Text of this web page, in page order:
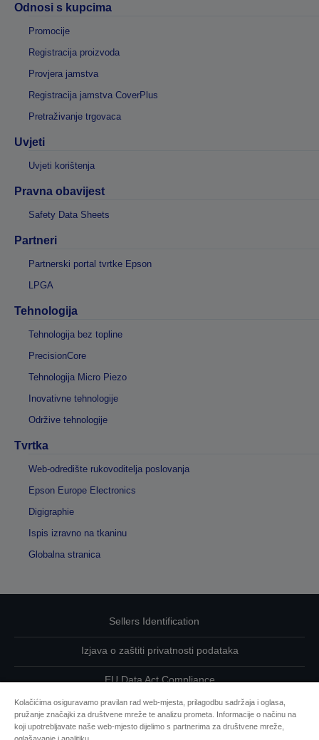
Odnosi s kupcima
Promocije
Registracija proizvoda
Provjera jamstva
Registracija jamstva CoverPlus
Pretraživanje trgovaca
Uvjeti
Uvjeti korištenja
Pravna obavijest
Safety Data Sheets
Partneri
Partnerski portal tvrtke Epson
LPGA
Tehnologija
Tehnologija bez topline
PrecisionCore
Tehnologija Micro Piezo
Inovativne tehnologije
Održive tehnologije
Tvrtka
Web-odredište rukovoditelja poslovanja
Epson Europe Electronics
Digigraphie
Ispis izravno na tkaninu
Globalna stranica
Sellers Identification
Izjava o zaštiti privatnosti podataka
EU Data Act Compliance
Kontaktirajte nas u vezi svojih podataka
Kolačićima osiguravamo pravilan rad web-mjesta, prilagodbu sadržaja i oglasa,
pružanje značajki za društvene mreže te analizu prometa. Informacije o načinu na
koji upotrebljavate naše web-mjesto dijelimo s partnerima za društvene mreže,